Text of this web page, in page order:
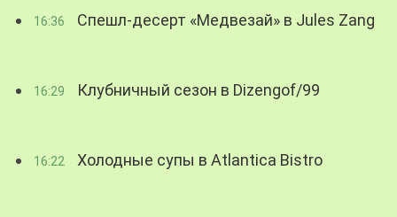
16:36 Спешл-десерт «Медвезай» в Jules Zang
16:29 Клубничный сезон в Dizengof/99
16:22 Холодные супы в Atlantica Bistro